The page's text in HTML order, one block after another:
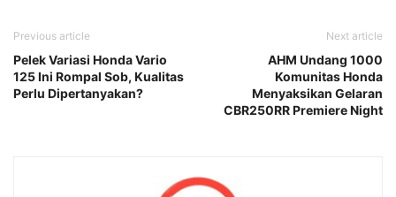
Previous article
Pelek Variasi Honda Vario
125 Ini Rompal Sob, Kualitas
Perlu Dipertanyakan?
Next article
AHM Undang 1000
Komunitas Honda
Menyaksikan Gelaran
CBR250RR Premiere Night